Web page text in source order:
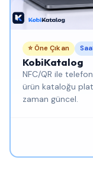
⭐ Öne Çıkan
KobiKatalog
NFC/QR ile
ürün kataloğu
zaman güncel.